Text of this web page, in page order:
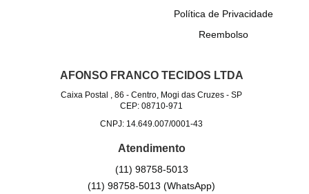
Política de Privacidade
Reembolso
AFONSO FRANCO TECIDOS LTDA
Caixa Postal , 86 -Centro, Mogi das Cruzes -SP
CEP: 08710-971
CNPJ: 14.649.007/0001-43
Atendimento
(11) 98758-5013
(11) 98758-5013(WhatsApp)